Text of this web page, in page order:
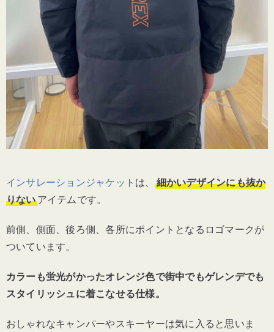
インサレーションジャケット は、 細かいデザインにも抜か
りないアイテムです。
前側、側面、後ろ側、各所にポイントとなるロゴマークが
ついています。
カラーも蛍光がかったオレンジ色で街中でもゲレンデでも
スタイリッシュに着こなせる仕様。
おしゃれなキャンパーやスキーヤーは気に入ると思いま